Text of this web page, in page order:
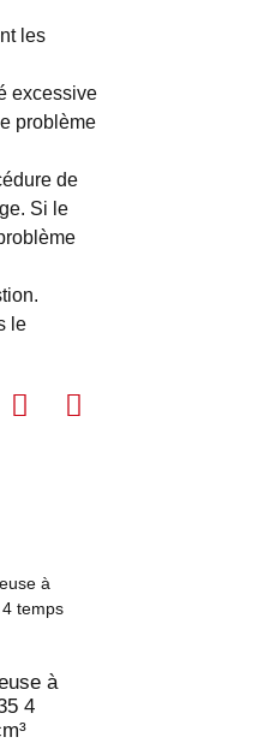
les
excessive
problème
de
Si le
le
à
4